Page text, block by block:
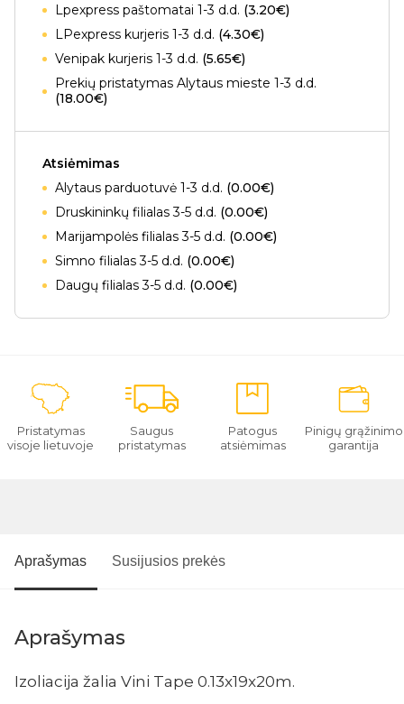
Lpexpress paštomatai 1-3 d.d. (3.20€)
LPexpress kurjeris 1-3 d.d. (4.30€)
Venipak kurjeris 1-3 d.d. (5.65€)
Prekių pristatymas Alytaus mieste 1-3 d.d.
(18.00€)
Atsiėmimas
Alytaus parduotuvė 1-3 d.d. (0.00€)
Druskininkų filialas 3-5 d.d. (0.00€)
Marijampolės filialas 3-5 d.d. (0.00€)
Simno filialas 3-5 d.d. (0.00€)
Daugų filialas 3-5 d.d. (0.00€)
Pristatymas
visoje lietuvoje
Saugus
pristatymas
Patogus
atsiėmimas
Pinigų grąžinimo
garantija
Aprašymas Susijusios prekės
Aprašymas
Izoliacija žalia Vini Tape 0.13x19x20m.